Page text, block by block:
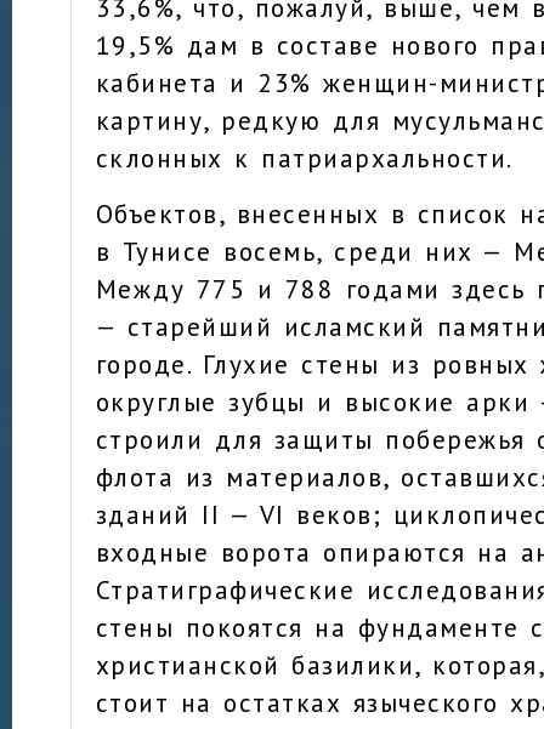
33,6%, что, пожалуй, выше, чем
19,5% дам в составе нового
кабинета и 23% женщин-
картину, редкую для
склонных к патриархальности.
Объектов, внесенных в список
в Тунисе восемь, среди них —
Между 775 и 788 годами здесь
— старейший исламский
городе. Глухие стены из
округлые зубцы и высокие арки
строили для защиты побережья
флота из материалов,
зданий II — VI веков;
входные ворота опираются на
Стратиграфические
стены покоятся на фундаменте
христианской базилики,
стоит на остатках языческого